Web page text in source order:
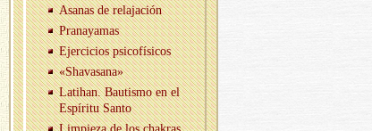
Asa­nas de re­la­ja­ción
Pra­na­ya­mas
Ejer­ci­cios psi­co­fí­si­cos
«Sha­va­sa­na»
La­tihan. Bau­tis­mo en el
Es­pí­ri­tu Santo